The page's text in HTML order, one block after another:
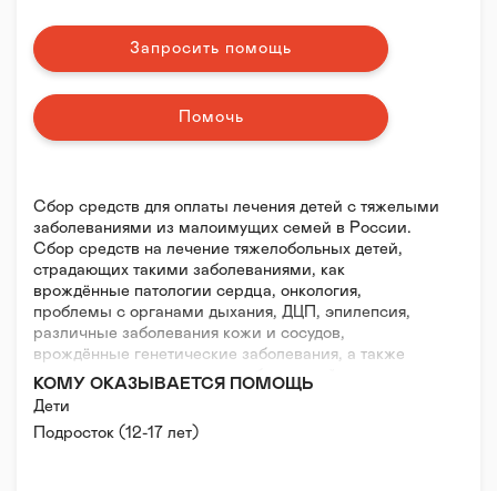
Сбор средств для оплаты лечения детей с тяжелыми
заболеваниями из малоимущих семей в России.
Сбор средств на лечение тяжелобольных детей,
страдающих такими заболеваниями, как
врождённые патологии сердца, онкология,
проблемы с органами дыхания, ДЦП, эпилепсия,
различные заболевания кожи и сосудов,
врождённые генетические заболевания, а также
оплата различных видов реабилитаций,
приобретение специализированного оборудования,
лекарств для пациентов данных категорий,
нуждающихся в помощи.
КОМУ ОКАЗЫВАЕТСЯ ПОМОЩЬ
Дети
Подросток (12-17 лет)
Запросить помощь
Помочь